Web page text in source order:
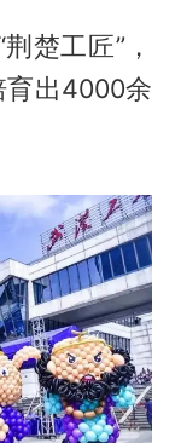
楚工匠”，
育出4000余